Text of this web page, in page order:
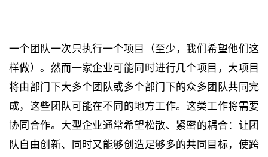
一个团队一次只执行一个项目（至少，我们希望他们这
样做）。然而一家企业可能同时进行几个项目，大项目
将由部门下大多个团队或多个部门下的众多团队共同完
成，这些团队可能在不同的地方工作。这类工作将需要
协同合作。大型企业通常希望松散、紧密的耦合：让团
队自由创新、同时又能够创造足够多的共同目标，使跨